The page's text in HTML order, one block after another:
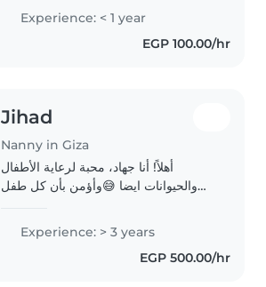
caring for children. While I don't
have any prior professional
experience, I have expertise in a..
Experience: < 1 year
EGP 100.00/hr
Jihad
Nanny in Giza
أهلاً! أنا جهاد، محبة لرعاية الأطفال
والحيوانات ايضا 😅وأؤمن بأن كل طفل
شهادات معتمدة في الإسعافات الأولية
وتنمية الطفولة، وأمتلك خبرة عملية في
Experience: > 3 years
EGP 500.00/hr